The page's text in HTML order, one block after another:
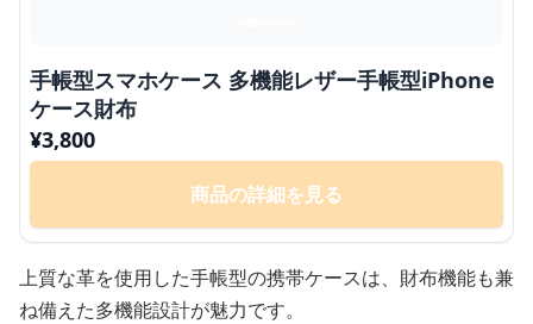
手帳型スマホケース 多機能レザー手帳型iPhone
ケース財布
¥3,800
商品の詳細を見る
上質な革を使用した手帳型の携帯ケースは、財布機能も兼
ね備えた多機能設計が魅力です。